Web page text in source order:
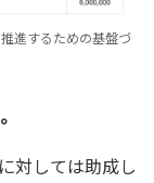
進するための基盤づ
対しては助成し